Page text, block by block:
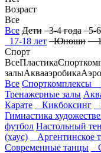
Возраст
Все
Все Дети 3-4 года 5-6
17-18 лет Юноши
Спорт
ВсеПластика
залыАквааэробика
Все Спорткомплексы
Тренажерные залы
Карате
Кикбоксинг
Гимнастика
футбол Настольный
(хаус)
Аргентинское
Современные танцы